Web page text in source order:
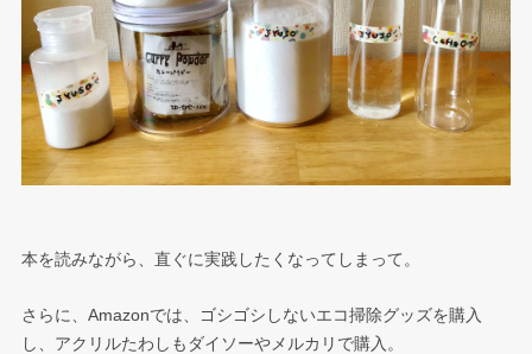
本を読みながら、直ぐに実践したくなってしまって。
さらに、Amazonでは、ゴシゴシしないエコ掃除グッズを購入
し、アクリルたわしもダイソーやメルカリで購入。